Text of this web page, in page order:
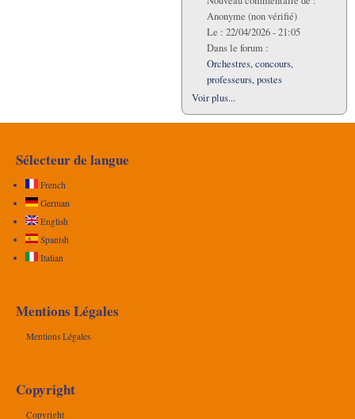
Anonyme (non vérifié)
Le : 22/04/2026 - 21:05
Dans le forum :
Orchestres, concours,
professeurs, postes
Voir plus...
Sélecteur de langue
French
German
English
Spanish
Italian
Mentions Légales
Mentions Légales
Copyright
Copyright